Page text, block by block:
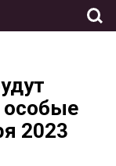
особые
2023